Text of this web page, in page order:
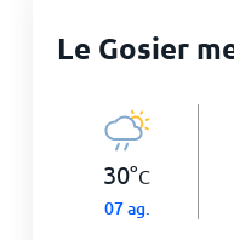
Le Gosier
30°C
07 ag.